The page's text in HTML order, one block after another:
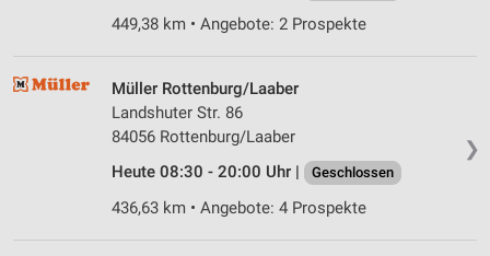
449,38 km • Angebote: 2 Prospekte
❯
Müller Rottenburg/Laaber
Landshuter Str. 86
84056 Rottenburg/Laaber
Heute 08:30 - 20:00 Uhr |
Geschlossen
436,63 km • Angebote: 4 Prospekte